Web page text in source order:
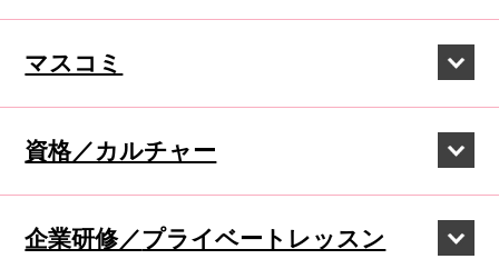
マスコミ
資格／カルチャー
企業研修／プライベートレッスン